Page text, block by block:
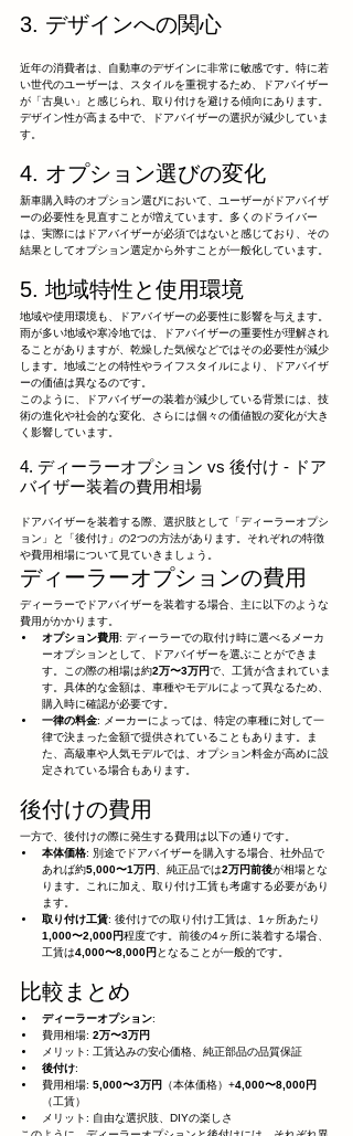
3. デザインへの関心
近年の消費者は、自動車のデザインに非常に敏感です。特に若
い世代のユーザーは、スタイルを重視するため、ドアバイザー
が「古臭い」と感じられ、取り付けを避ける傾向にあります。
デザイン性が高まる中で、ドアバイザーの選択が減少していま
す。
4. オプション選びの変化
新車購入時のオプション選びにおいて、ユーザーがドアバイザ
ーの必要性を見直すことが増えています。多くのドライバー
は、実際にはドアバイザーが必須ではないと感じており、その
結果としてオプション選定から外すことが一般化しています。
5. 地域特性と使用環境
地域や使用環境も、ドアバイザーの必要性に影響を与えます。
雨が多い地域や寒冷地では、ドアバイザーの重要性が理解され
ることがありますが、乾燥した気候などではその必要性が減少
します。地域ごとの特性やライフスタイルにより、ドアバイザ
ーの価値は異なるのです。
このように、ドアバイザーの装着が減少している背景には、技
術の進化や社会的な変化、さらには個々の価値観の変化が大き
く影響しています。
4. ディーラーオプション vs 後付け - ドア
バイザー装着の費用相場
ドアバイザーを装着する際、選択肢として「ディーラーオプシ
ョン」と「後付け」の2つの方法があります。それぞれの特徴
や費用相場について見ていきましょう。
ディーラーオプションの費用
ディーラーでドアバイザーを装着する場合、主に以下のような
費用がかかります。
オプション費用: ディーラーでの取付け時に選べるメーカ
ーオプションとして、ドアバイザーを選ぶことができま
す。この際の相場は約2万〜3万円で、工賃が含まれていま
す。具体的な金額は、車種やモデルによって異なるため、
購入時に確認が必要です。
一律の料金: メーカーによっては、特定の車種に対して一
律で決まった金額で提供されていることもあります。ま
た、高級車や人気モデルでは、オプション料金が高めに設
定されている場合もあります。
後付けの費用
一方で、後付けの際に発生する費用は以下の通りです。
本体価格: 別途でドアバイザーを購入する場合、社外品で
あれば約5,000〜1万円 、純正品では2万円前後が相場とな
ります。これに加え、取り付け工賃も考慮する必要があり
ます。
取り付け工賃: 後付けでの取り付け工賃は、1ヶ所あたり
1,000〜2,000円程度です。前後の4ヶ所に装着する場合、
工賃は4,000〜8,000円 となることが一般的です。
比較まとめ
ディーラーオプション:
費用相場: 2万〜3万円
メリット: 工賃込みの安心価格、純正部品の品質保証
後付け:
費用相場: 5,000〜3万円 （本体価格）+4,000〜8,000円
（工賃）
メリット: 自由な選択肢、DIYの楽しさ